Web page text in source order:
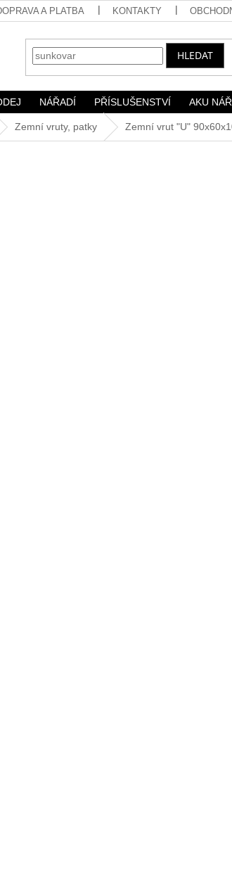
A PLATBA KONTAKTY
HLEDAT
NÁŘADÍ PŘÍSLUŠENSTVÍ AKU
Zemní vruty, patky Zemní vrut "U"